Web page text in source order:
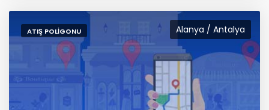
Alanya / Antalya
ATIŞ POLIGONU